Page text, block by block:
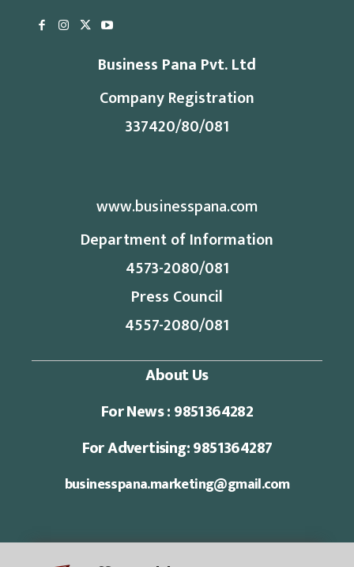
Business Pana Pvt. Ltd
Company Registration
337420/80/081
www.businesspana.com
Department of Information
4573-2080/081
Press Council
4557-2080/081
About Us
For News : 9851364282
For Advertising: 9851364287
businesspana.marketing@gmail.com